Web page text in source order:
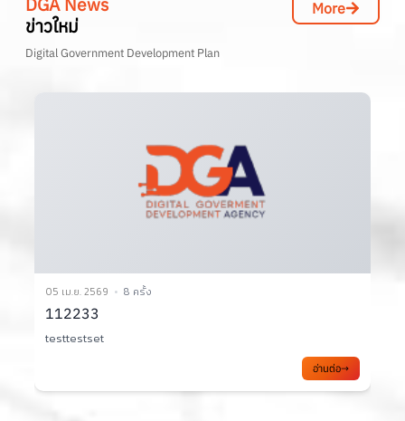
ข่าวใหม่
More
Digital Government Development Plan
05 เม.ย. 2569 8 ครั้ง
112233
testtestset
อ่านต่อ